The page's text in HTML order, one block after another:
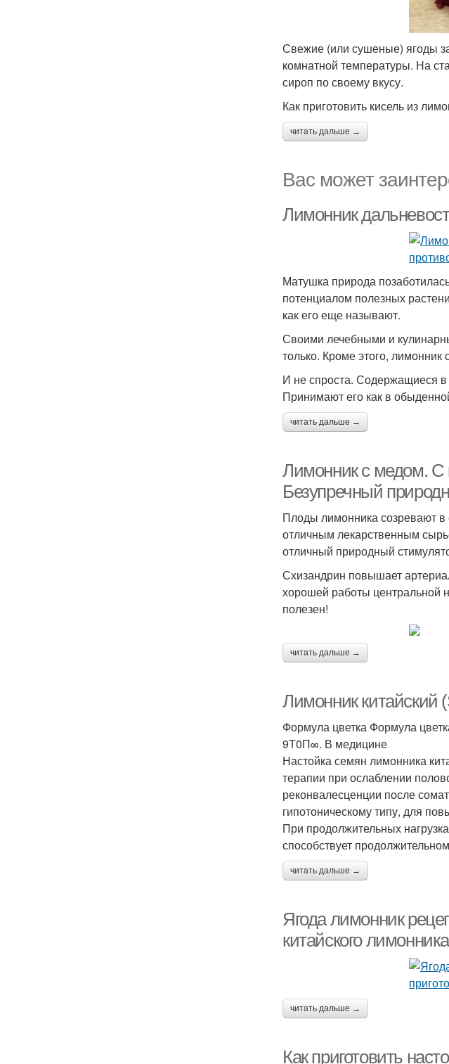
Свежие (или сушеные) ягоды
комнатной температуры. На
сироп по своему вкусу.
Как приготовить кисель из
читать дальше →
Вас может
Лимонник
Матушка природа
потенциалом полезных
как его еще называют.
Своими лечебными и
только. Кроме этого,
И не спроста. Содержащиеся
Принимают его как в
читать дальше →
Лимонник с медом. С
Безупречный
Плоды лимонника созревают
отличным лекарственным
отличный природный
Схизандрин повышает
хорошей работы центральной
полезен!
читать дальше →
Лимонник китайский
Формула цветка Формула
9Т0П∞. В медицине
Настойка семян лимонника
терапии при ослаблении
реконвалесценции после
гипотоническому типу, для
При продолжительных
способствует
читать дальше →
Ягода лимонник
китайского
читать дальше →
Как приготовить